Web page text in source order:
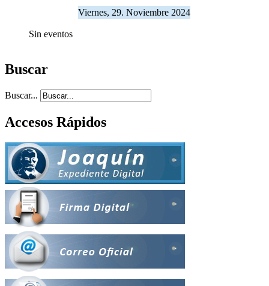
Viernes, 29. Noviembre 2024
Sin eventos
Buscar
Buscar...
Accesos Rápidos